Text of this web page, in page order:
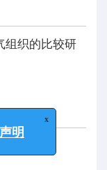
组织的比较研
x